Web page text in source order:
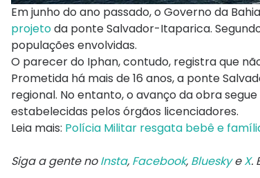
Em junho do ano passado, o Governo da
projetoda ponte Salvador-Itaparica.
populações envolvidas.
O parecer do Iphan, contudo, registra que
Prometida há mais de 16 anos, a ponte
regional. No entanto, o avanço da obra
estabelecidas pelos órgãos licenciadores.
Leia mais: Polícia Militar resgata bebê e
Siga a gente noInsta, Facebook, BlueskyeX.